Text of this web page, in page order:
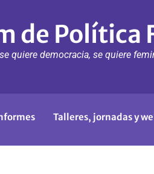
de Política
quiere democracia, se quiere
Talleres, jornadas y